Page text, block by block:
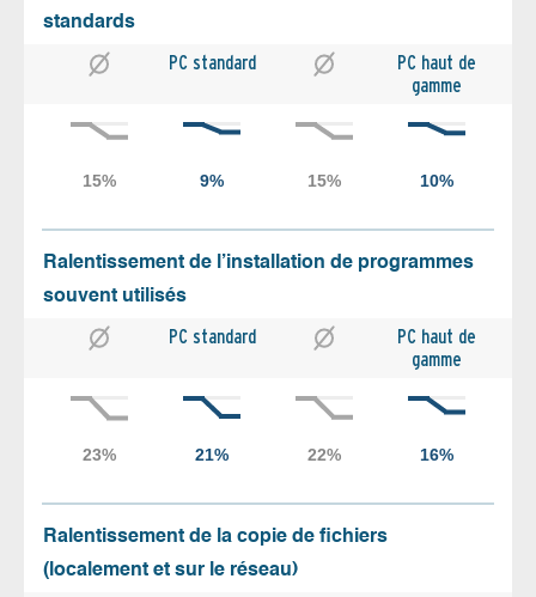
standards
PC standard
PC haut de
gamme
Ralentissement de l’installation de programmes
souvent utilisés
PC standard
PC haut de
gamme
Ralentissement de la copie de fichiers
(localement et sur le réseau)